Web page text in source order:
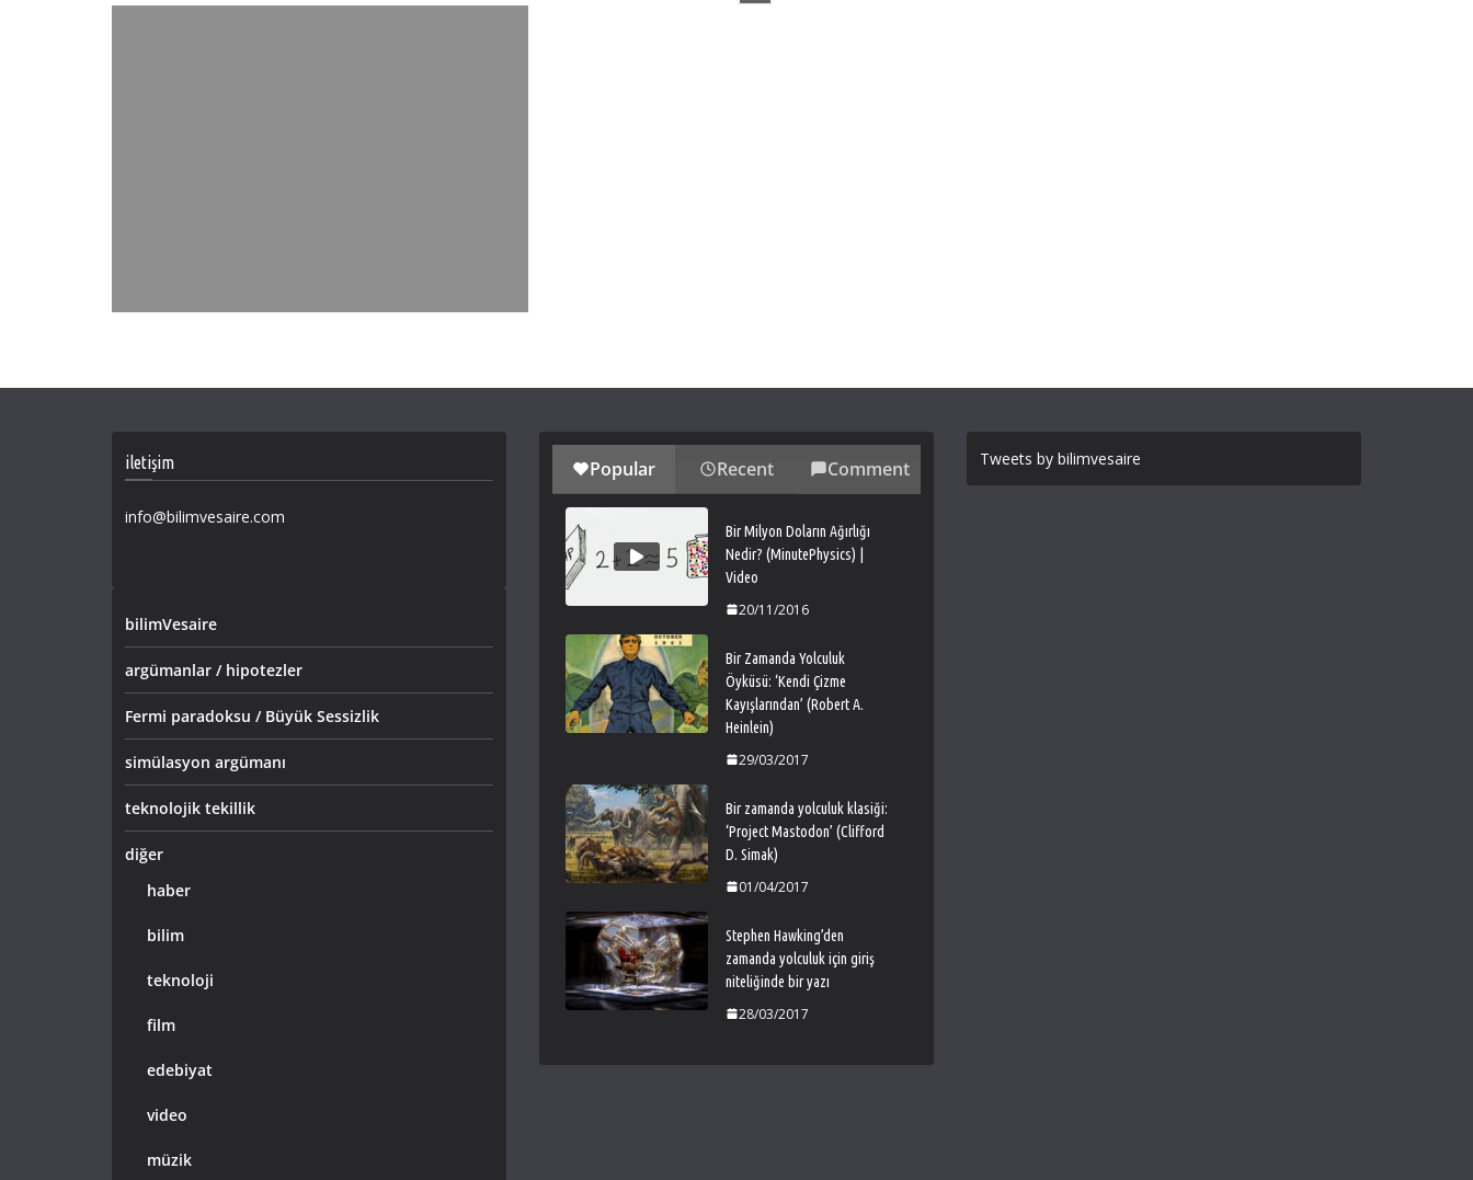
iletişim
info@bilimvesaire.com
bilimVesaire
argümanlar / hipotezler
Fermi paradoksu / Büyük Sessizlik
simülasyon argümanı
teknolojik tekillik
diğer
haber
bilim
teknoloji
film
edebiyat
video
müzik
Popular Recent Comment
Bir Milyon Doların Ağırlığı
Nedir? (MinutePhysics) |
Video
20/11/2016
Bir Zamanda Yolculuk
Öyküsü: ‘Kendi Çizme
Kayışlarından’ (Robert A.
Heinlein)
29/03/2017
Bir zamanda yolculuk klasiği:
‘Project Mastodon’ (Clifford
D. Simak)
01/04/2017
Stephen Hawking’den
zamanda yolculuk için giriş
niteliğinde bir yazı
28/03/2017
Tweets by bilimvesaire